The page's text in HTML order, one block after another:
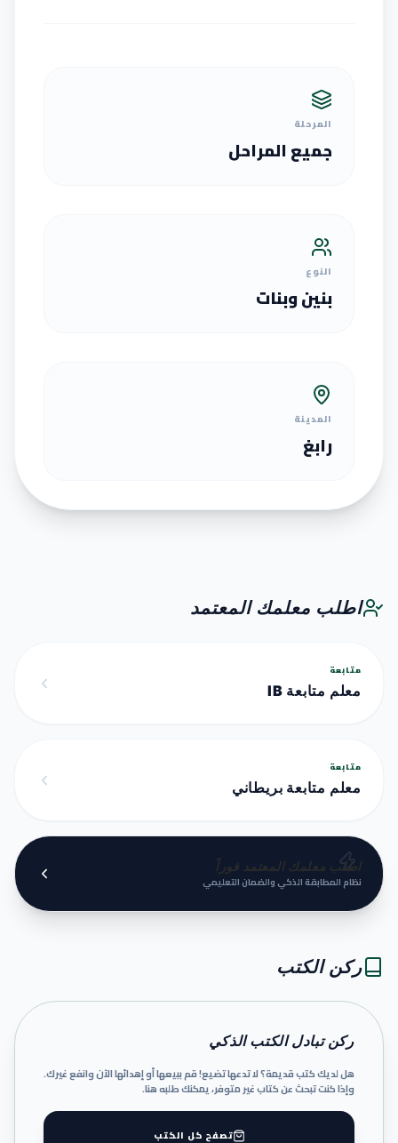
المرحلة
جميع المراحل
النوع
بنين وبنات
المدينة
رابغ
اطلب معلمك المعتمد
متابعة
معلم متابعة IB
متابعة
معلم متابعة بريطاني
اطلب معلمك المعتمد فوراً
نظام المطابقة الذكي والضمان التعليمي
ركن الكتب
ركن تبادل الكتب الذكي
هل لديك كتب قديمة؟ لا تدعها تضيع! قم ببيعها أو إهدائها الآن وانفع غيرك.
وإذا كنت تبحث عن كتاب غير متوفر، يمكنك طلبه هنا.
تصفح كل الكتب